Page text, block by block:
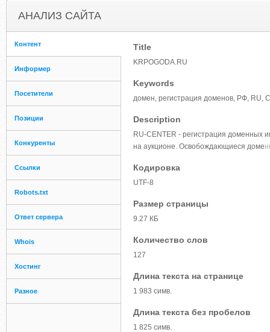
АНАЛИЗ САЙТА
Контент
Информер
Посетители
Позиции
Конкуренты
Ссылки
Robots.txt
Ответ сервера
Whois
Хостинг
Разное
Title
KRPOGODA.RU
Keywords
домен, регистрация доменов, РФ, RU,
Description
RU-CENTER - регистрация доменных
на аукционе. Освобождающиеся доме
Кодировка
UTF-8
Размер страницы
9.27 КБ
Количество слов
127
Длина текста на странице
1 983 симв.
Длина текста без пробелов
1 825 симв.